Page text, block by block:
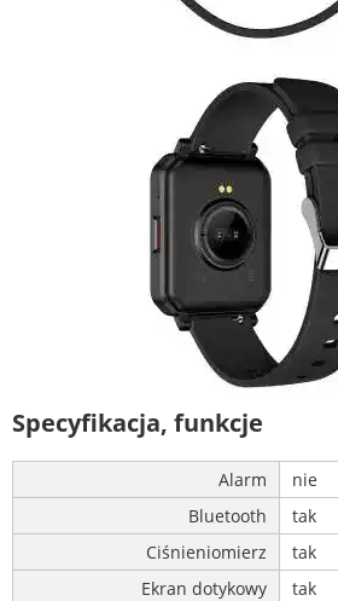
Specyfikacja, funkcje
Alarm
nie
Bluetooth
tak
Ciśnieniomierz
tak
Ekran dotykowy
tak